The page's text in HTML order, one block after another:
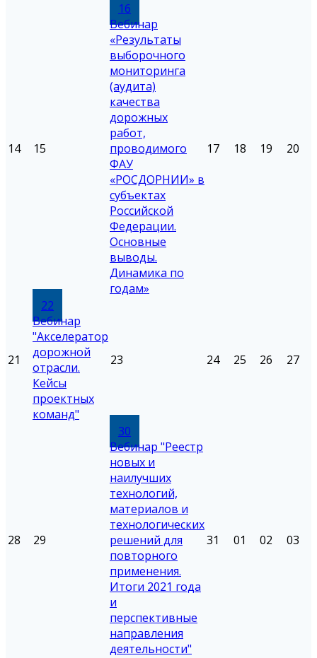
14 15
16
Вебинар
«Результаты
выборочного
мониторинга
(аудита)
качества
дорожных
работ,
проводимого
ФАУ
«РОСДОРНИИ» в
субъектах
Российской
Федерации.
Основные
выводы.
Динамика по
годам»
17 18 19 20
21
22
Вебинар
"Акселератор
дорожной
отрасли.
Кейсы
проектных
команд"
23 24 25 26 27
28 29
30
Вебинар "Реестр
новых и
наилучших
технологий,
материалов и
технологических
решений для
повторного
применения.
Итоги 2021 года
и
перспективные
направления
деятельности"
31 01 02 03